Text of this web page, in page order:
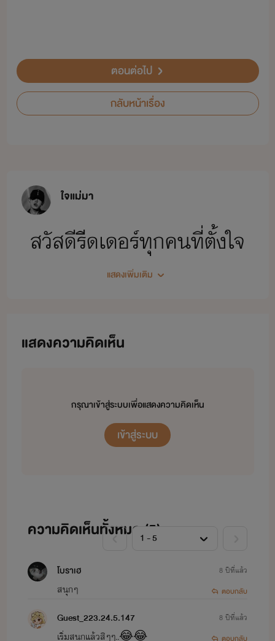
ตอนต่อไป
กลับหน้าเรื่อง
ใจแม่มา
สวัสดีรีดเดอร์ทุกคนที่ตั้งใจ
เข้ามาอ่านและหลงตัวเข้ามา
อ่านนิยายของไรท์ อิอิ
แสดงเพิ่มเติม
แสดงความคิดเห็น
กรุณาเข้าสู่ระบบเพื่อแสดงความคิดเห็น
เข้าสู่ระบบ
ความคิดเห็นทั้งหมด (5)
โบราเฮ
สนุกๆ
8 ปีที่แล้ว
ตอบกลับ
Guest_223.24.5.147
เริ่มสนุกแล้วสิๆๆ..😂😂
8 ปีที่แล้ว
ตอบกลับ